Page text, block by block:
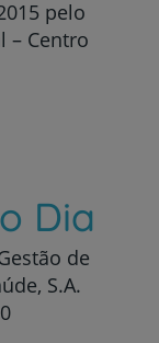
pelo
– Centro
Dia
de
S.A.